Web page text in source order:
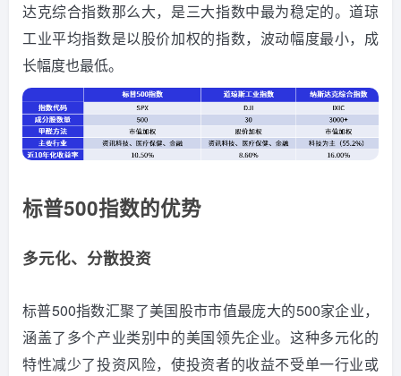
达克综合指数那么大，是三大指数中最为稳定的。道琼
工业平均指数是以股价加权的指数，波动幅度最小，成
长幅度也最低。
标普500指数的优势
多元化、分散投资
标普500指数汇聚了美国股市市值最庞大的500家企业，
涵盖了多个产业类别中的美国领先企业。 这种多元化的
特性减少了投资风险，使投资者的收益不受单一行业或